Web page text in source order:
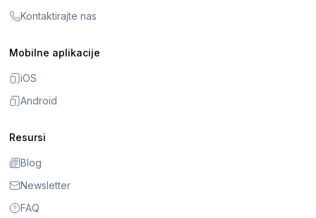
Kontaktirajte nas
Mobilne aplikacije
iOS
Android
Resursi
Blog
Newsletter
FAQ